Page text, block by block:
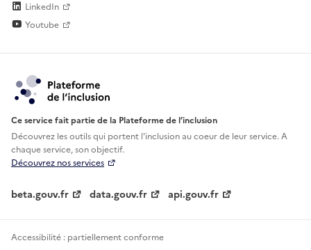
LinkedIn
Youtube
Ce service fait partie de la Plateforme de l’inclusion
Découvrez les outils qui portent l'inclusion aucoeur de leur service. A
chaque service, son objectif.
Découvrez nos services
beta.gouv.fr data.gouv.fr api.gouv.fr
Accessibilité : partiellement conforme